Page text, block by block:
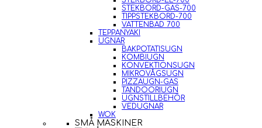
STEKBORD-GAS-700
TIPPSTEKBORD-700
VATTENBAD 700
TEPPANYAKI
UGNAR
BAKPOTATISUGN
KOMBIUGN
KONVEKTIONSUGN
MIKROVÅGSUGN
PIZZAUGN-GAS
TANDOORIUGN
UGNSTILLBEHÖR
VEDUGNAR
WOK
SMÅ MASKINER